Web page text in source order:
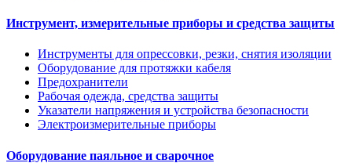
Инструмент, измерительные приборы и средства защиты
Инструменты для опрессовки, резки, снятия изоляции
Оборудование для протяжки кабеля
Предохранители
Рабочая одежда, средства защиты
Указатели напряжения и устройства безопасности
Электроизмерительные приборы
Оборудование паяльное и сварочное